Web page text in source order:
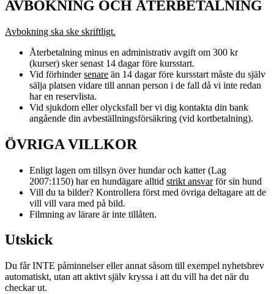
AVBOKNING OCH ÅTERBETALNING
Avbokning ska ske skriftligt.
Återbetalning minus en administrativ avgift om 300 kr
(kurser) sker senast 14 dagar före kursstart.
Vid förhindersenare än 14 dagar före kursstart måste du själv
sälja platsen vidare till annan person i de fall då vi inte redan
har en reservlista.
Vid sjukdom eller olycksfall ber vi dig kontakta din bank
angående din avbeställningsförsäkring (vid kortbetalning).
ÖVRIGA VILLKOR
Enligt lagen om tillsyn över hundar och katter (Lag
2007:1150) har en hundägare alltid strikt ansvarför sin hund
Vill du ta bilder? Kontrollera först med övriga deltagare att de
vill vill vara med på bild.
Filmning av lärare är inte tillåten.
Utskick
Du får INTE påminnelser eller annat såsom till exempel nyhetsbrev
automatiskt, utan att aktivt själv kryssa i att du vill ha det när du
checkar ut.